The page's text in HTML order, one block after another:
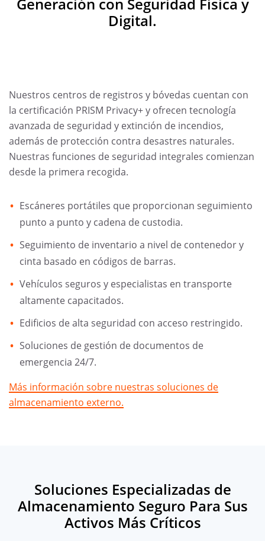
Generación con Seguridad Física y
Digital.
Nuestros centros de registros y bóvedas cuentan con
la certificación PRISM Privacy+ y ofrecen tecnología
avanzada de seguridad y extinción de incendios,
además de protección contra desastres naturales.
Nuestras funciones de seguridad integrales comienzan
desde la primera recogida.
Escáneres portátiles que proporcionan seguimiento
punto a punto y cadena de custodia.
Seguimiento de inventario a nivel de contenedor y
cinta basado en códigos de barras.
Vehículos seguros y especialistas en transporte
altamente capacitados.
Edificios de alta seguridad con acceso restringido.
Soluciones de gestión de documentos de
emergencia 24/7.
Más información sobre nuestras soluciones de
almacenamiento externo.
Soluciones Especializadas de
Almacenamiento Seguro Para Sus
Activos Más Críticos